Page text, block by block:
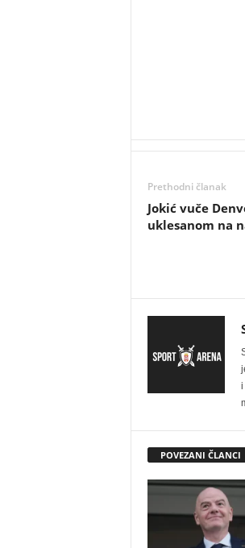
Prethodni članak
Jokić vuče
uklesanom na
i
POVEZANI ČLANCI